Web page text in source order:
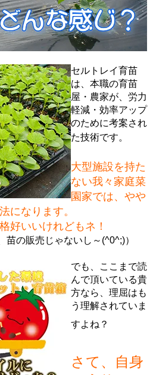
セルトレイ育苗
は、本職の育苗
屋・農家が、労力
軽減・効率アップ
のために考案され
た技術です。
大型施設を持た
ない我々家庭菜
園家では、やや
になります。
好いいけれどもネ！
苗の販売じゃないし～(^0^;)）
でも、ここまで読
んで頂いている貴
方なら、理屈はも
う理解されていま
すよね？
さて、自身